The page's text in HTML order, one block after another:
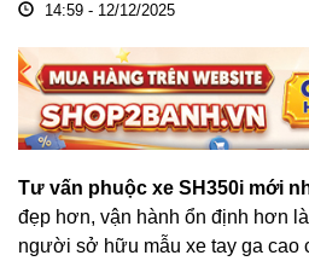
14:59 - 12/12/2025
Tư vấn phuộc xe SH350i mới
đẹp hơn, vận hành ổn định hơn
người sở hữu mẫu xe tay ga cao